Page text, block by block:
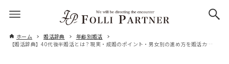
ホーム 婚活辞典
年齢別婚活
【婚活辞典】40代後半婚活とは？現実・成婚のポイント・男女別の進め方を婚活カウンセラーが徹底解説